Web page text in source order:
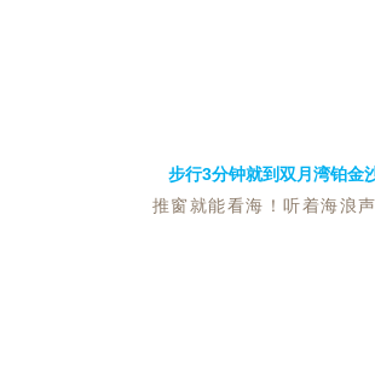
步行3分钟就到双月湾铂金
推窗就能看海！听着海浪